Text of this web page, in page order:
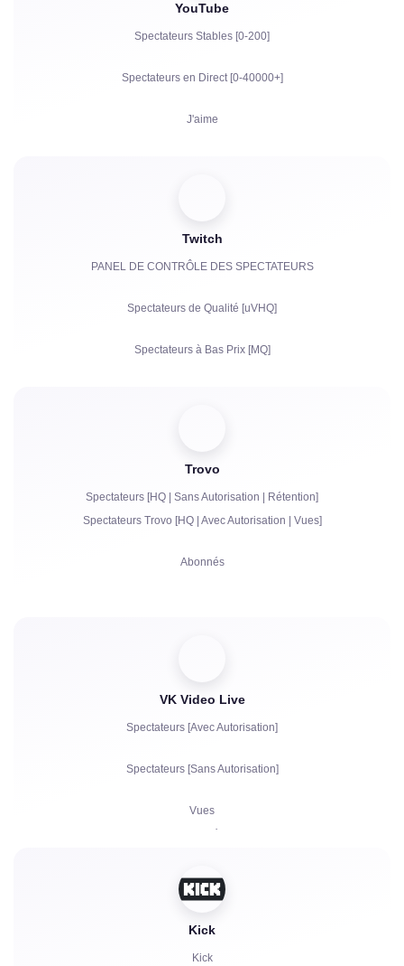
YouTube
Spectateurs Stables [0-200]
Spectateurs en Direct [0-40000+]
J'aime
Heures de Visionnage pour YouTube
Twitch
PANEL DE CONTRÔLE DES SPECTATEURS
Spectateurs de Qualité [uVHQ]
Spectateurs à Bas Prix [MQ]
Bits | Abonnements Payants | Primes
Bots de chat
Communication en Direct dans le Chat
Réclamations
Trovo
Spectateurs [HQ | Sans Autorisation | Rétention]
Spectateurs Trovo [HQ | Avec Autorisation | Vues]
Abonnés
VK Video Live
Spectateurs [Avec Autorisation]
Spectateurs [Sans Autorisation]
Vues
J'aime
Kick
Kick